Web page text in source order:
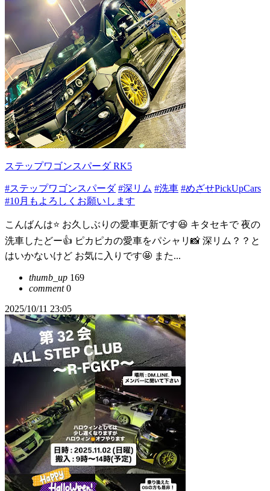
ステップワゴンスパーダ RK5
#ステップワゴンスパーダ #深リム #洗車 #めざせPickUpCars
#10月もよろしくお願いします
こんばんは⭐️ お久しぶりの愛車更新です😆 キタセキで 夜の
洗車したどー👍 ピカピカの愛車をパシャリ📸 深リム？？と
はいかないけど お気に入りです🤩 また...
thumb_up 169
comment0
2025/10/11 23:05